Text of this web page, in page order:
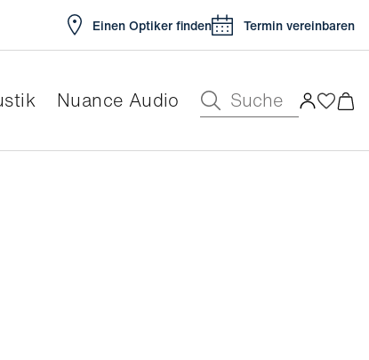
Einen Optiker finden Termin vereinbaren
Nuance Audio Suche